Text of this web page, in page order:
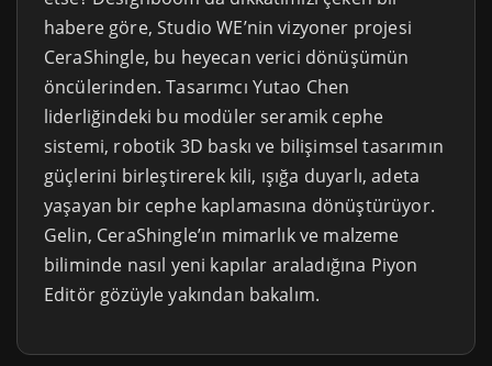
habere göre, Studio WE’nin vizyoner projesi
CeraShingle, bu heyecan verici dönüşümün
öncülerinden. Tasarımcı Yutao Chen
liderliğindeki bu modüler seramik cephe
sistemi, robotik 3D baskı ve bilişimsel tasarımın
güçlerini birleştirerek kili, ışığa duyarlı, adeta
yaşayan bir cephe kaplamasına dönüştürüyor.
Gelin, CeraShingle’ın mimarlık ve malzeme
biliminde nasıl yeni kapılar araladığına Piyon
Editör gözüyle yakından bakalım.